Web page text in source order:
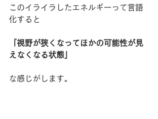
このイライラしたエネルギーって言語
化すると
「視野が狭くなってほかの可能性が見
えなくなる状態」
な感じがします。